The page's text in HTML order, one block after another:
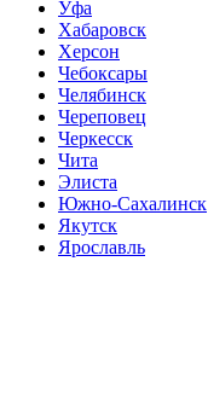
Уфа
Хабаровск
Херсон
Чебоксары
Челябинск
Череповец
Черкесск
Чита
Элиста
Южно-Сахалинск
Якутск
Ярославль